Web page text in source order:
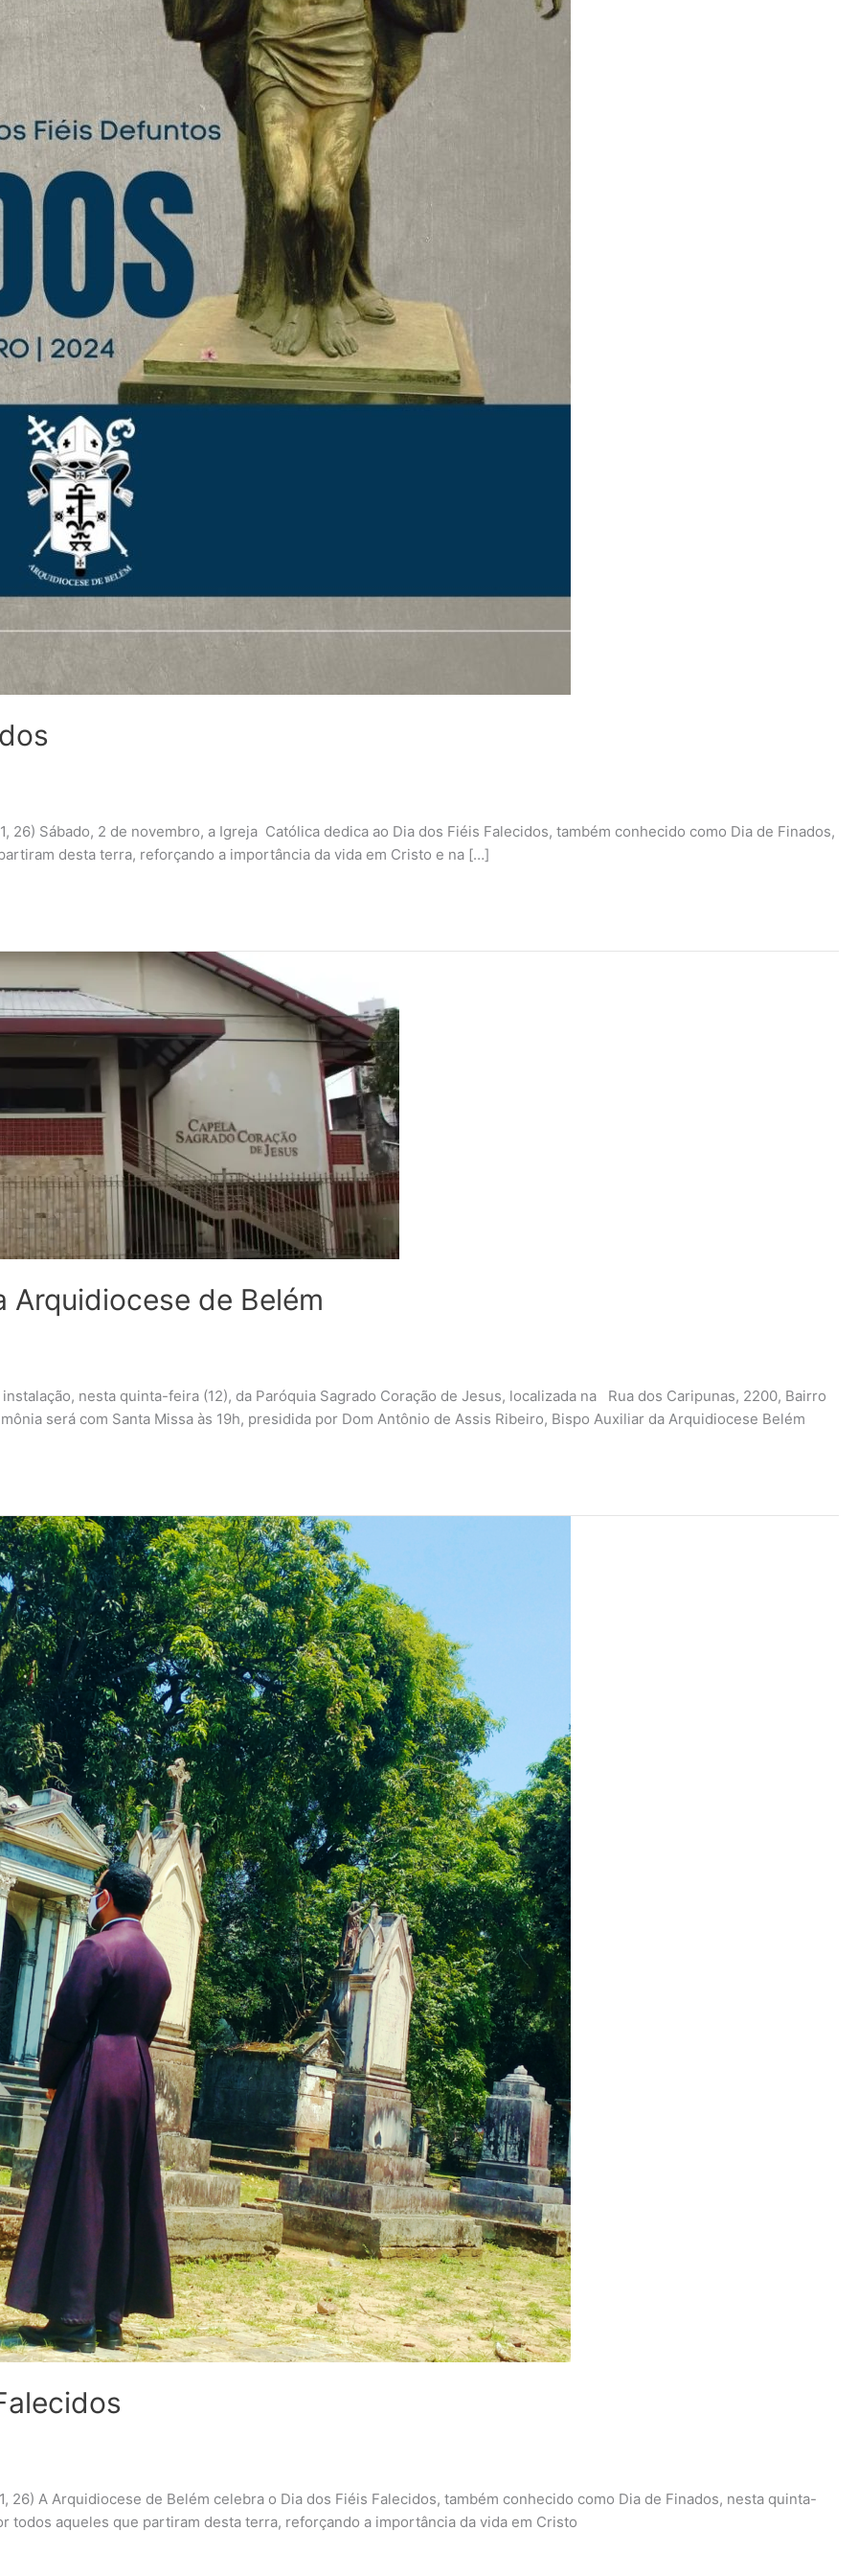
26) Sábado, 2 de novembro, a Igreja Católica dedica ao Dia dos Fiéis Falecidos, também conhecido como Dia de Finados,
desta terra, reforçando a importância da vida em Cristo e na […]
Arquidiocese de Belém
nesta quinta-feira (12), da Paróquia Sagrado Coração de Jesus, localizada na Rua dos Caripunas, 2200, Bairro
será com Santa Missa às 19h, presidida por Dom Antônio de Assis Ribeiro, Bispo Auxiliar da Arquidiocese Belém
26) A Arquidiocese de Belém celebra o Dia dos Fiéis Falecidos, também conhecido como Dia de Finados, nesta quinta-
todos aqueles que partiram desta terra, reforçando a importância da vida em Cristo